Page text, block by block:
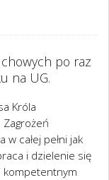
po raz
na UG.
Króla
całej pełni jak
i dzielenie się
kompetentnym